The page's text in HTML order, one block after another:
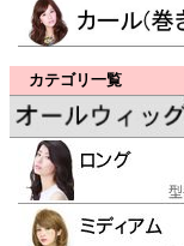
カテゴリ一覧